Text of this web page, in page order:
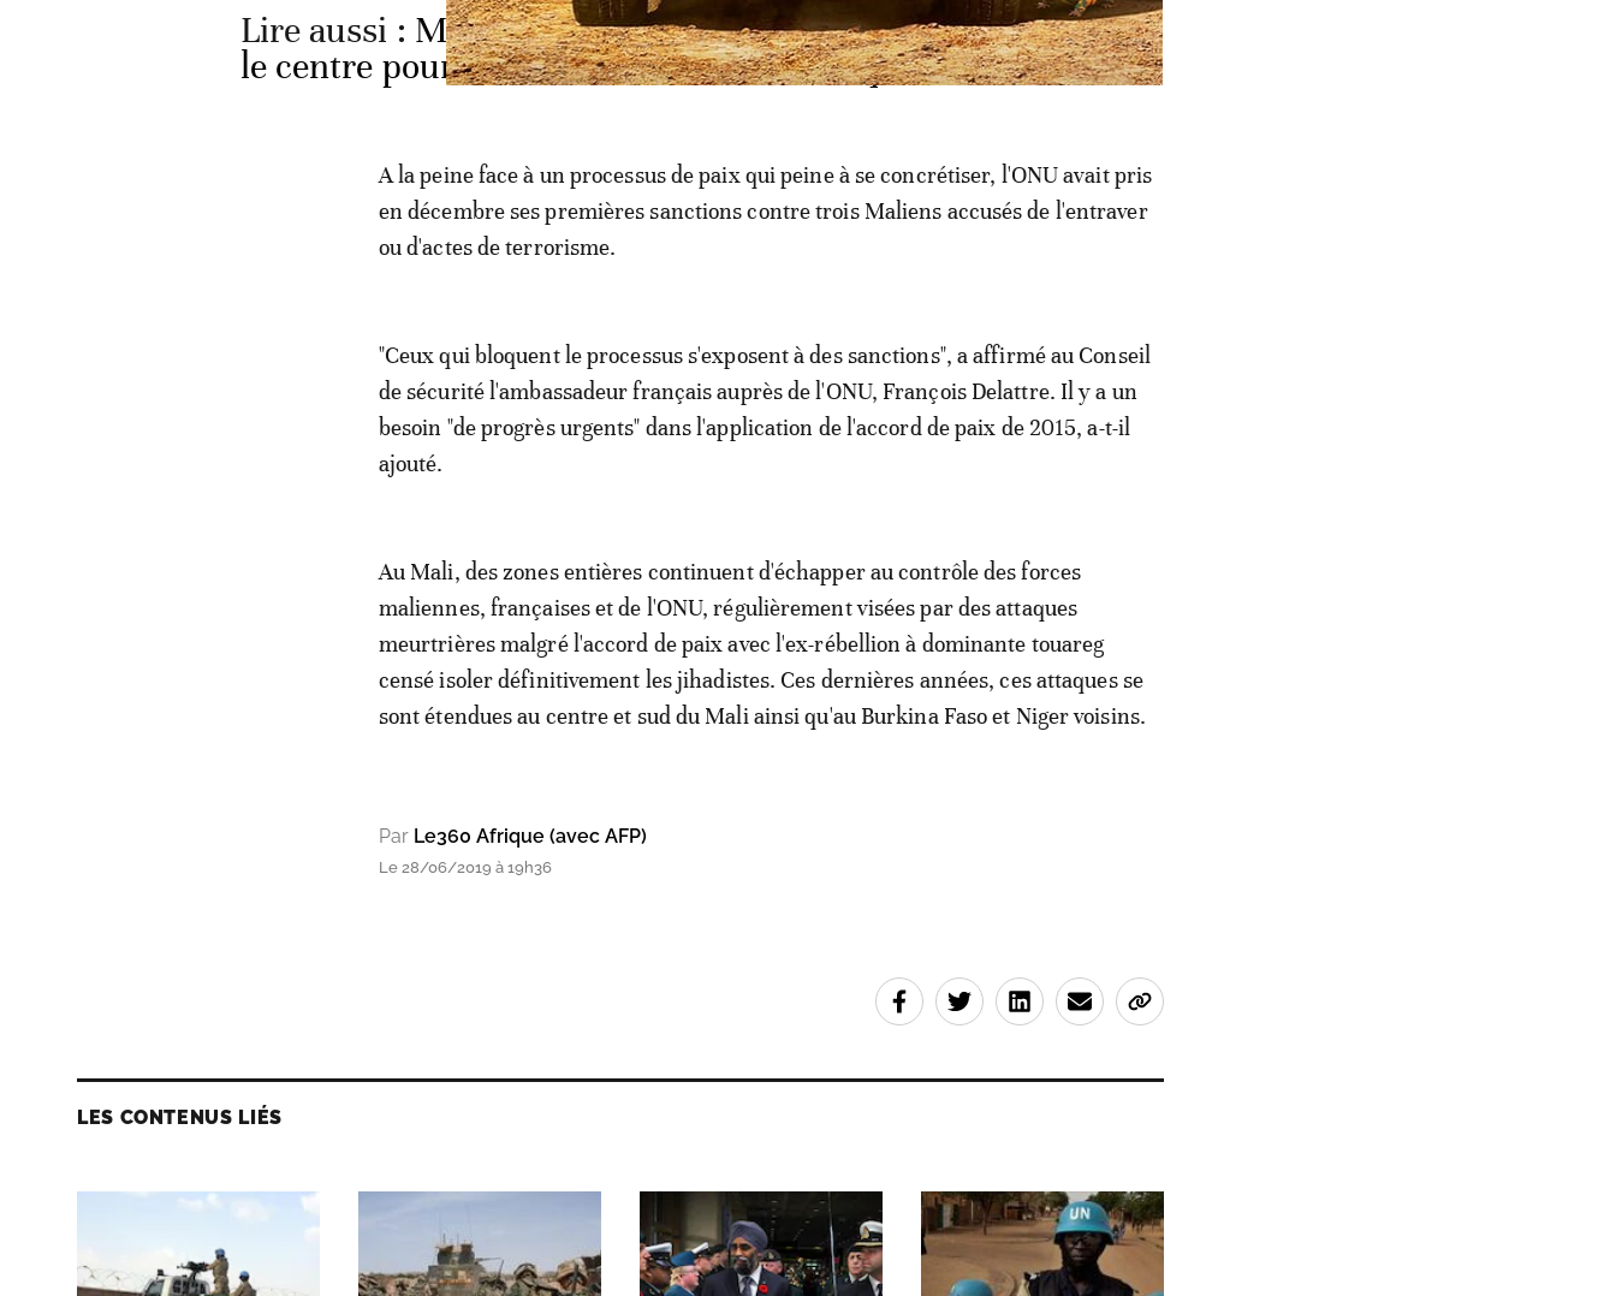
Lire aussi : Mali: l'armée décide enfin de se renforcer dans
le centre pour éviter les massacres ethniques
A la peine face à un processus de paix qui peine à se concrétiser, l'ONU avait pris
en décembre ses premières sanctions contre trois Maliens accusés de l'entraver
ou d'actes de terrorisme.
"Ceux qui bloquent le processus s'exposent à des sanctions", a affirmé au Conseil
de sécurité l'ambassadeur français auprès de l'ONU, François Delattre. Il y a un
besoin "de progrès urgents" dans l'application de l'accord de paix de 2015, a-t-il
ajouté.
Au Mali, des zones entières continuent d'échapper au contrôle des forces
maliennes, françaises et de l'ONU, régulièrement visées par des attaques
meurtrières malgré l'accord de paix avec l'ex-rébellion à dominante touareg
censé isoler définitivement les jihadistes. Ces dernières années, ces attaques se
sont étendues au centre et sud du Mali ainsi qu'au Burkina Faso et Niger voisins.
Par Le360 Afrique (avec AFP)
Le 28/06/2019 à 19h36
LES CONTENUS LIÉS